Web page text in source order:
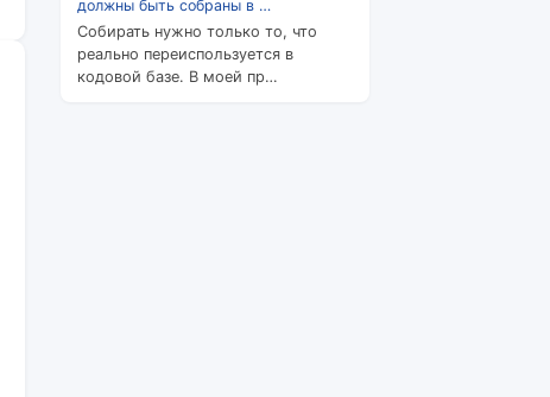
должны быть собраны в …
Собирать нужно только то, что
реально переиспользуется в
кодовой базе. В моей пр…